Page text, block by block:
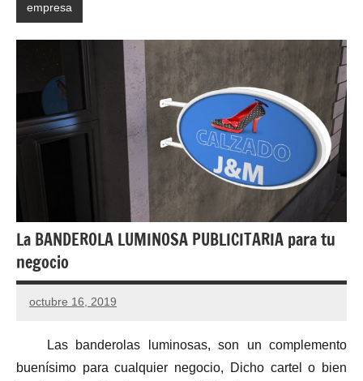
empresa
La BANDEROLA LUMINOSA PUBLICITARIA para tu
negocio
octubre 16, 2019
Las banderolas luminosas, son un complemento
buenísimo para cualquier negocio, Dicho cartel o bien